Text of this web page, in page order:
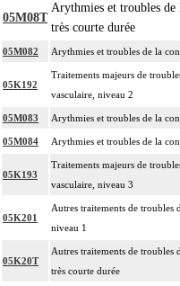
05M08T
Arythmies et troubles de
très courte durée
05M082 Arythmies et troubles de la
05K192
Traitements majeurs de
vasculaire, niveau 2
05M083 Arythmies et troubles de la
05M084 Arythmies et troubles de la
05K193
Traitements majeurs de
vasculaire, niveau 3
05K201
Autres traitements de troubles
niveau 1
05K20T
Autres traitements de troubles
très courte durée